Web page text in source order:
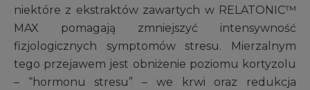
niektóre z ekstraktów zawartych w RELATONIC™
MAX pomagają zmniejszyć intensywność
fizjologicznych symptomów stresu. Mierzalnym
tego przejawem jest obniżenie poziomu kortyzolu
– “hormonu stresu” – we krwi oraz redukcja